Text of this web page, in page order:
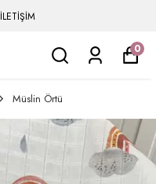
İLETİŞİM
0
Müslin Örtü